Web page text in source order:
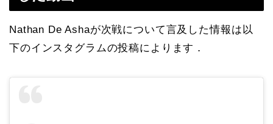
Nathan De Ashaが次戦について言及した情報は以
下のインスタグラムの投稿によります．